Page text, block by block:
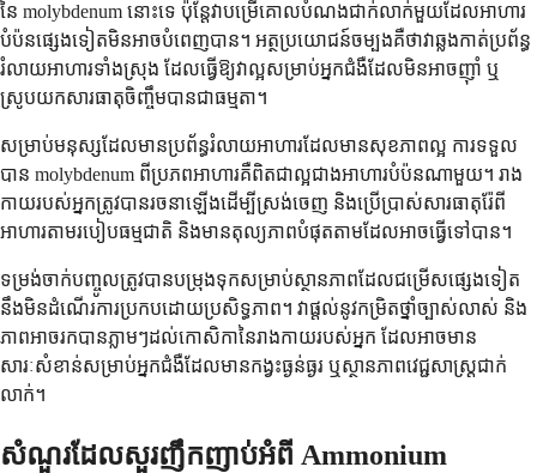
នៃ molybdenum នោះទេ ប៉ុន្តែវាបម្រើគោលបំណងជាក់លាក់មួយដែលអាហារ
បំប៉នផ្សេងទៀតមិនអាចបំពេញបាន។ អត្ថប្រយោជន៍ចម្បងគឺថាវាឆ្លងកាត់ប្រព័ន្ធ
រំលាយអាហារទាំងស្រុង ដែលធ្វើឱ្យវាល្អសម្រាប់អ្នកជំងឺដែលមិនអាចញ៉ាំ ឬ
ស្រូបយកសារធាតុចិញ្ចឹមបានជាធម្មតា។
សម្រាប់មនុស្សដែលមានប្រព័ន្ធរំលាយអាហារដែលមានសុខភាពល្អ ការទទួល
បាន molybdenum ពីប្រភពអាហារគឺពិតជាល្អជាងអាហារបំប៉នណាមួយ។ រាង
កាយរបស់អ្នកត្រូវបានរចនាឡើងដើម្បីស្រង់ចេញ និងប្រើប្រាស់សារធាតុរ៉ែពី
អាហារតាមរបៀបធម្មជាតិ និងមានតុល្យភាពបំផុតតាមដែលអាចធ្វើទៅបាន។
ទម្រង់ចាក់បញ្ចូលត្រូវបានបម្រុងទុកសម្រាប់ស្ថានភាពដែលជម្រើសផ្សេងទៀត
នឹងមិនដំណើរការប្រកបដោយប្រសិទ្ធភាព។ វាផ្តល់នូវកម្រិតថ្នាំច្បាស់លាស់ និង
ភាពអាចរកបានភ្លាមៗដល់កោសិកានៃរាងកាយរបស់អ្នក ដែលអាចមាន
សារៈសំខាន់សម្រាប់អ្នកជំងឺដែលមានកង្វះធ្ងន់ធ្ងរ ឬស្ថានភាពវេជ្ជសាស្ត្រជាក់
លាក់។
សំណួរដែលសួរញឹកញាប់អំពី Ammonium